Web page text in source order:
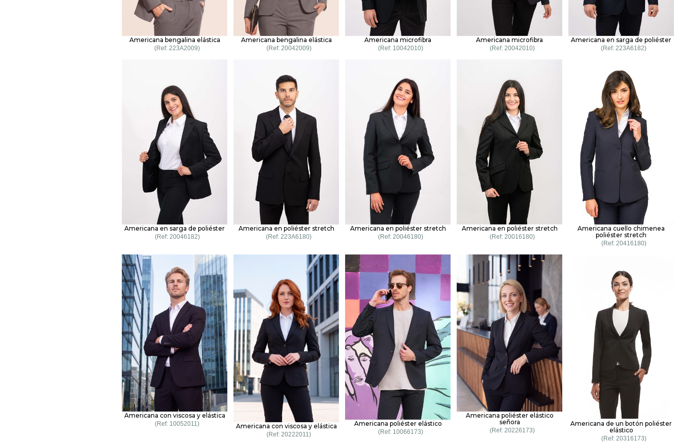
Americana bengalina elástica
223A2009
Americana bengalina elástica
20042009
Americana microfibra
10042010
Americana microfibra
20042010
Americana en sarga de poliéster
223A6182
Americana en sarga de poliéster
20046182
Americana en poliéster stretch
223A6180
Americana en poliéster stretch
20046180
Americana en poliéster stretch
20016180
Americana cuello chimenea
poliéster stretch
20416180
Americana con viscosa y elástica
10052011 Americana con viscosa y elástica
20222011
Americana poliéster elástico
10066173
Americana poliéster elástico
señora
20226173
Americana de un botón poliéster
elástico
20316173